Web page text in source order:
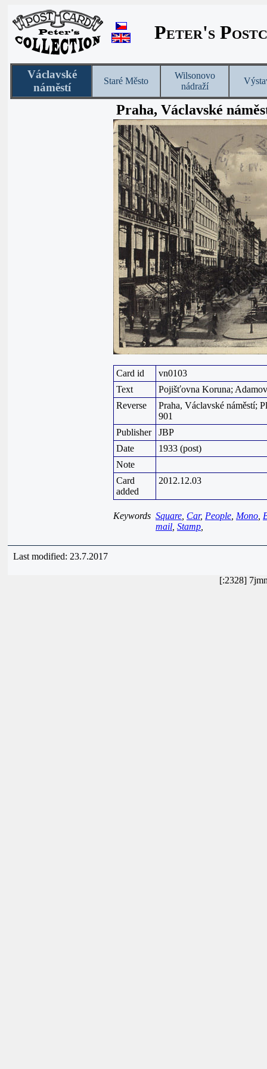
Peter's
Václavské
náměstí
Staré Město
Wilsonovo
nádraží
Praha, Václavské
Card id
vn0103
Text
Pojišťovna Koruna;
Reverse
Praha, Václavské náměstí;
901
Publisher
JBP
Date
1933 (post)
Note
Card
added
2012.12.03
Keywords Square Car, People Mono
mail Stamp
Last modified: 23.7.2017
[:2328]